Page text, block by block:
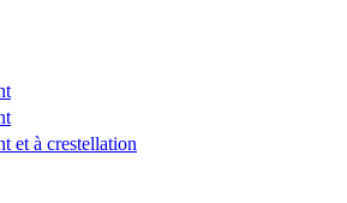
et à crestellation